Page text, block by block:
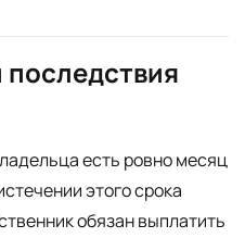
последствия
есть ровно месяц
этого срока
обязан выплатить